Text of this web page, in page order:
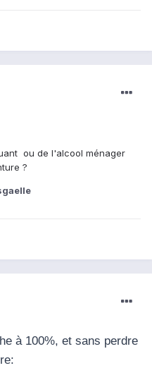
ou de l'alcool ménager
?
à 100%, et sans perdre